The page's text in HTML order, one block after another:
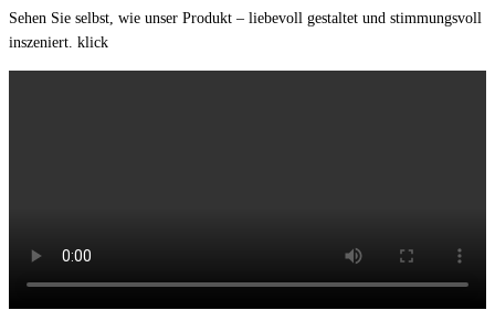
Sehen Sie selbst, wie unser Produkt – liebevoll gestaltet und stimmungsvoll
inszeniert. klick